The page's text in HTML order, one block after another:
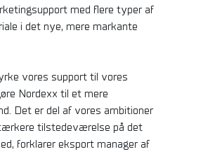
med flere typer af
i det nye, mere markante
vores support til vores
Nordexx til et mere
Det er del af vores ambitioner
tilstedeværelse på det
forklarer eksport manager af